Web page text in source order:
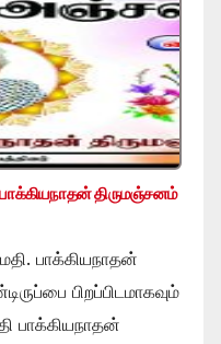
திருமஞ்சனம்
பாக்கியநாதன்
பிறப்பிடமாகவும்
பாக்கியநாதன்